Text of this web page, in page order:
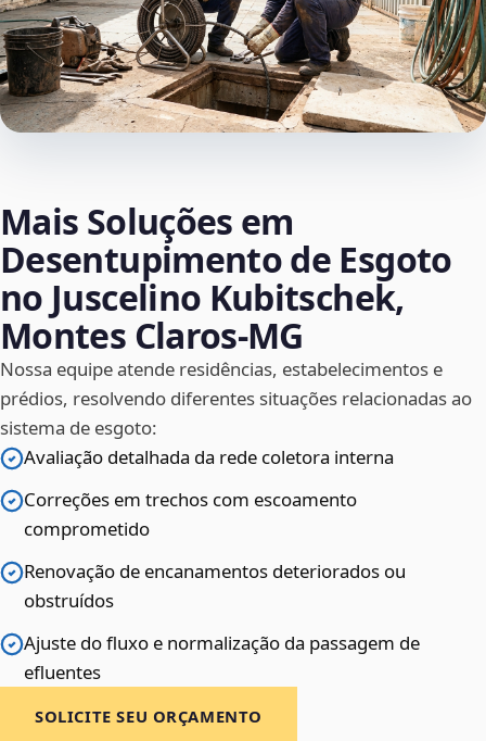
Mais Soluções em
Desentupimento de Esgoto
no Juscelino Kubitschek,
Montes Claros‑MG
Nossa equipe atende residências, estabelecimentos e
prédios, resolvendo diferentes situações relacionadas ao
sistema de esgoto:
Avaliação detalhada da rede coletora interna
Correções em trechos com escoamento
comprometido
Renovação de encanamentos deteriorados ou
obstruídos
Ajuste do fluxo e normalização da passagem de
efluentes
SOLICITE SEU ORÇAMENTO